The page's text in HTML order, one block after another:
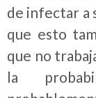
de infectar a
que esto
que no
la